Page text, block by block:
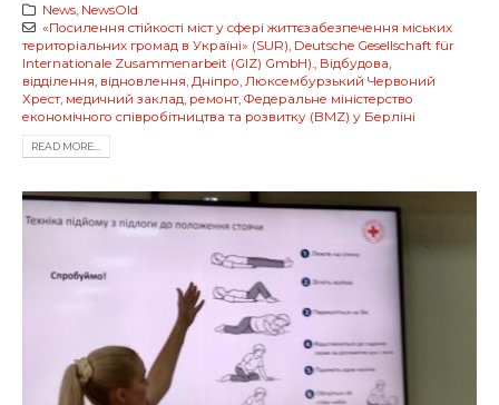
News, NewsOld
«Посилення стійкості міст у сфері життєзабезпечення міських
територіальних громад в Україні» (SUR) Deutsche Gesellschaft für
Internationale Zusammenarbeit (GIZ) GmbH).
Відбудова
відділення відновлення Дніпро Люксембурзький Червоний
Хрест, медичний заклад ремонт, Федеральне міністерство
економічного співробітництва та розвитку (BMZ) у Берліні
READ MORE...